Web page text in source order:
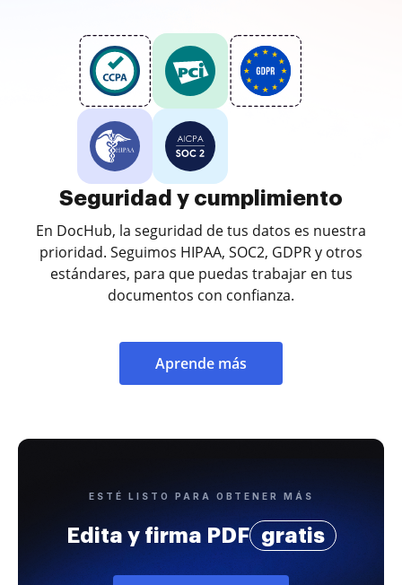
Seguridad y cumplimiento
En DocHub, la seguridad de tus datos es nuestra
prioridad. Seguimos HIPAA, SOC2, GDPR y otros
estándares, para que puedas trabajar en tus
documentos con confianza.
Aprende más
ESTÉ LISTO PARA OBTENER MÁS
Edita y firma PDF gratis